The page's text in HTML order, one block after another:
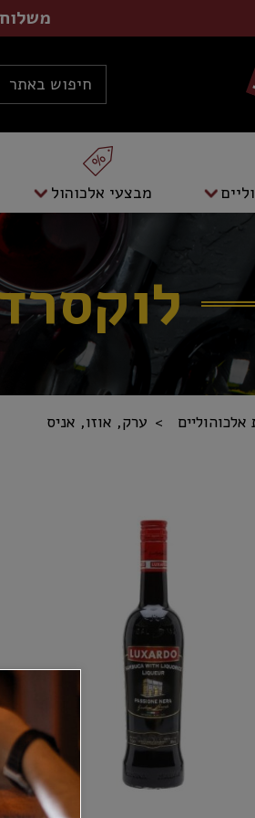
משלוח
מבצעי אלכוהול
ערק, אוזו, אניס